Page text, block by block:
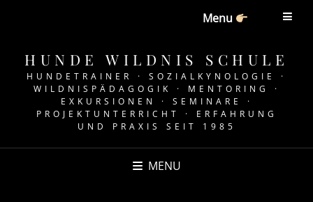
Menu
HUNDE WILDNIS SCHULE
HUNDETRAINER · SOZIALKYNOLOGIE ·
WILDNISPÄDAGOGIK · MENTORING ·
EXKURSIONEN · SEMINARE ·
PROJEKTUNTERRICHT · ERFAHRUNG
UND PRAXIS SEIT 1985
MENU